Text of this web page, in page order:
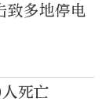
致多地停电
死亡